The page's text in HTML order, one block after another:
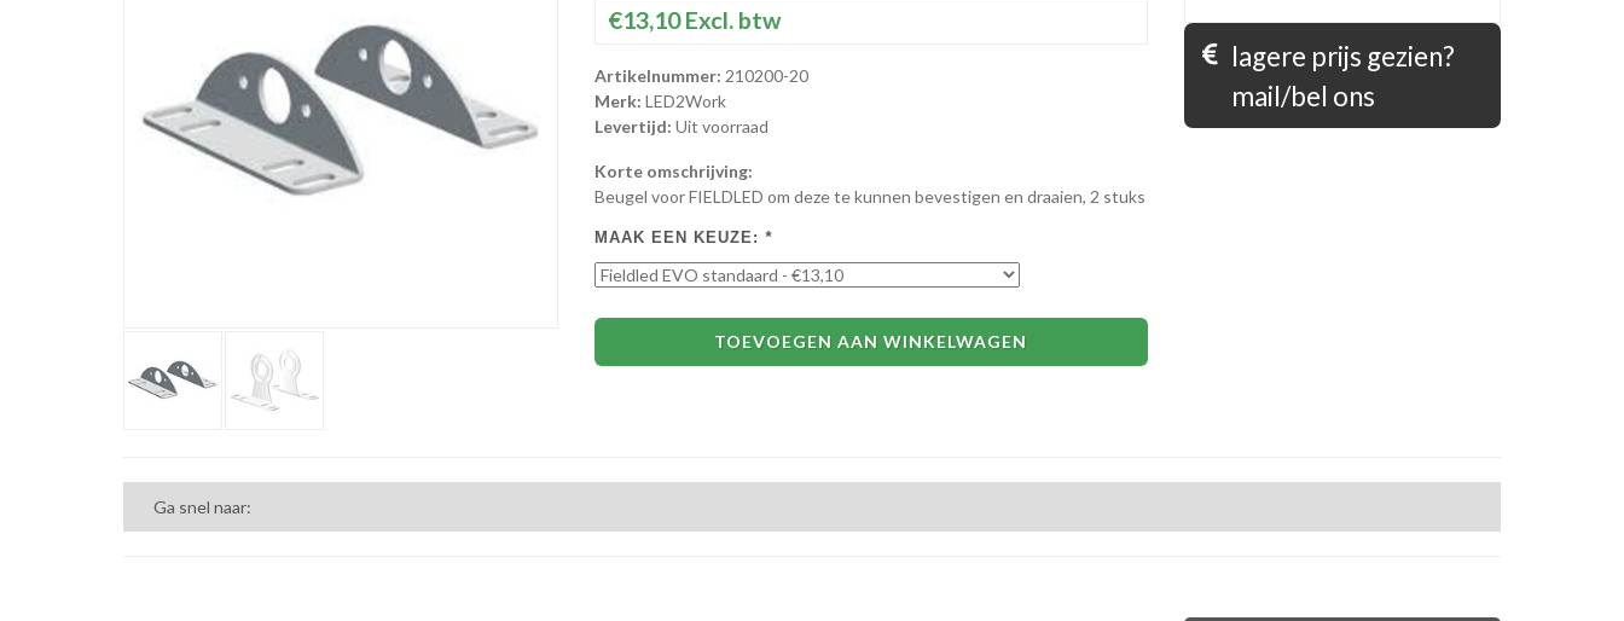
€13,10Excl. btw
Artikelnummer: 210200-20
Merk: LED2Work
Levertijd: Uit voorraad
Korte omschrijving:
Beugel voor FIELDLED om deze te kunnen bevestigen en draaien, 2 stuks
MAAK EEN KEUZE: *
TOEVOEGEN AAN WINKELWAGEN
lagere prijs gezien?
mail/bel ons
Ga snel naar: